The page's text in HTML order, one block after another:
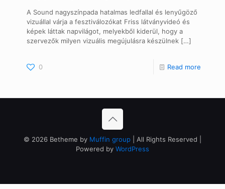
A Sound nagyszínpada hatalmas ledfallal és lenyűgöző
vizuállal várja a fesztiválozókat Friss látványvideó és
képek láttak napvilágot, melyekből kiderül, hogy a
szervezők milyen vizuális megújulásra készülnek […]
0 Read more
© 2026 Betheme by Muffin group | All Rights Reserved |
Powered by WordPress